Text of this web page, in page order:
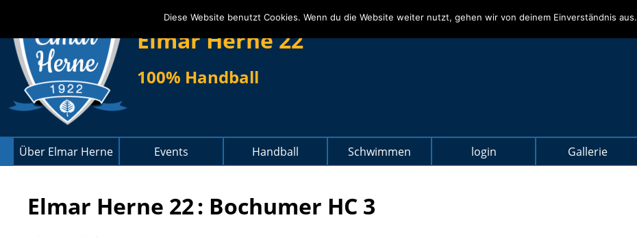
Elmar Herne 22
100% Handball
Über Elmar Herne Events Handball Schwimmen login Gallerie
Elmar Herne 22: Bochumer HC 3
Diese Website benutzt Cookies. Wenn du die Website weiter nutzt, gehen wir von deinem Einverständnis aus.